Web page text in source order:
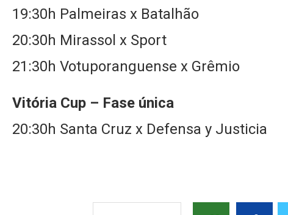
19:30h Palmeiras x Batalhão
20:30h Mirassol x Sport
21:30h Votuporanguense x Grêmio
Vitória Cup – Fase única
20:30h Santa Cruz x Defensa y Justicia